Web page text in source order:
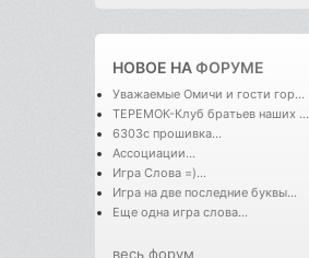
НОВОЕ НАФОРУМЕ
Уважаемые Омичи и гости гор...
ТЕРЕМОК-Клуб братьев наших ...
6303с прошивка...
Ассоциации...
Игра Слова =)...
Игра на две последние буквы...
Еще одна игра слова...
весь форум